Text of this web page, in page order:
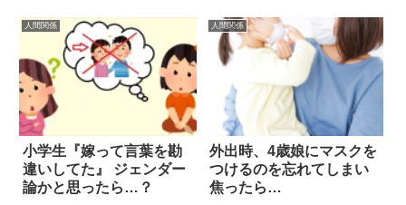
人間関係
小学生『嫁って言葉を勘
違いしてた』 ジェンダー
論かと思ったら…？
人間関係
外出時、4歳娘にマスクを
つけるのを忘れてしまい
焦ったら…